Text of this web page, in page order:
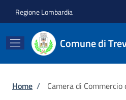
Regione Lombardia
Comune di
Briciole di pane
Home / Camera di Commercio